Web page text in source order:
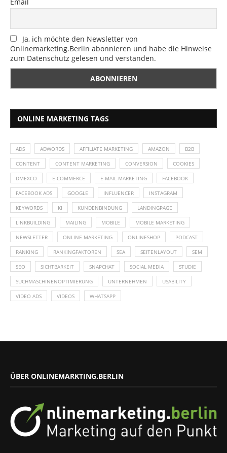
Ja, ich möchte den Newsletter von
Onlinemarketing.Berlin abonnieren und habe die Hinweise
zum Datenschutz gelesen und verstanden.
ONLINE MARKETING TAGS
ADS ADWORDS AFFILIATE MARKETING AMAZON B2B
CONTENT CONTENT MARKETING CONVERSION COOKIES
DMEXCO E-COMMERCE E-MAIL-MARKETING FACEBOOK
FACEBOOK ADS GOOGLE INFLUENCER INSTAGRAM
KEYWORDS KI KUNDENBINDUNG LANDINGPAGE
LINKBUILDING MAILING MOBILE MOBILE MARKETING
NEWSLETTER ONLINE MARKETING ONLINESHOP PODCAST
RANKING RANKINGFAKTOREN SEA SEITENLAYOUT SEM
SEO SICHTBARKEIT SNAPCHAT SOCIAL MEDIA STUDIE
SUCHMASCHINENOPTIMIERUNG UNTERNEHMEN USABILITY
VIDEO ADS VIDEOS WHATSAPP
ÜBER ONLINEMARKTING.BERLIN